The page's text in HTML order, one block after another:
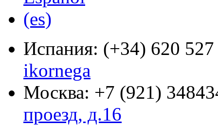
Испания: (+34) 620
ikornega
Москва: +7 (921)
проезд, д.16